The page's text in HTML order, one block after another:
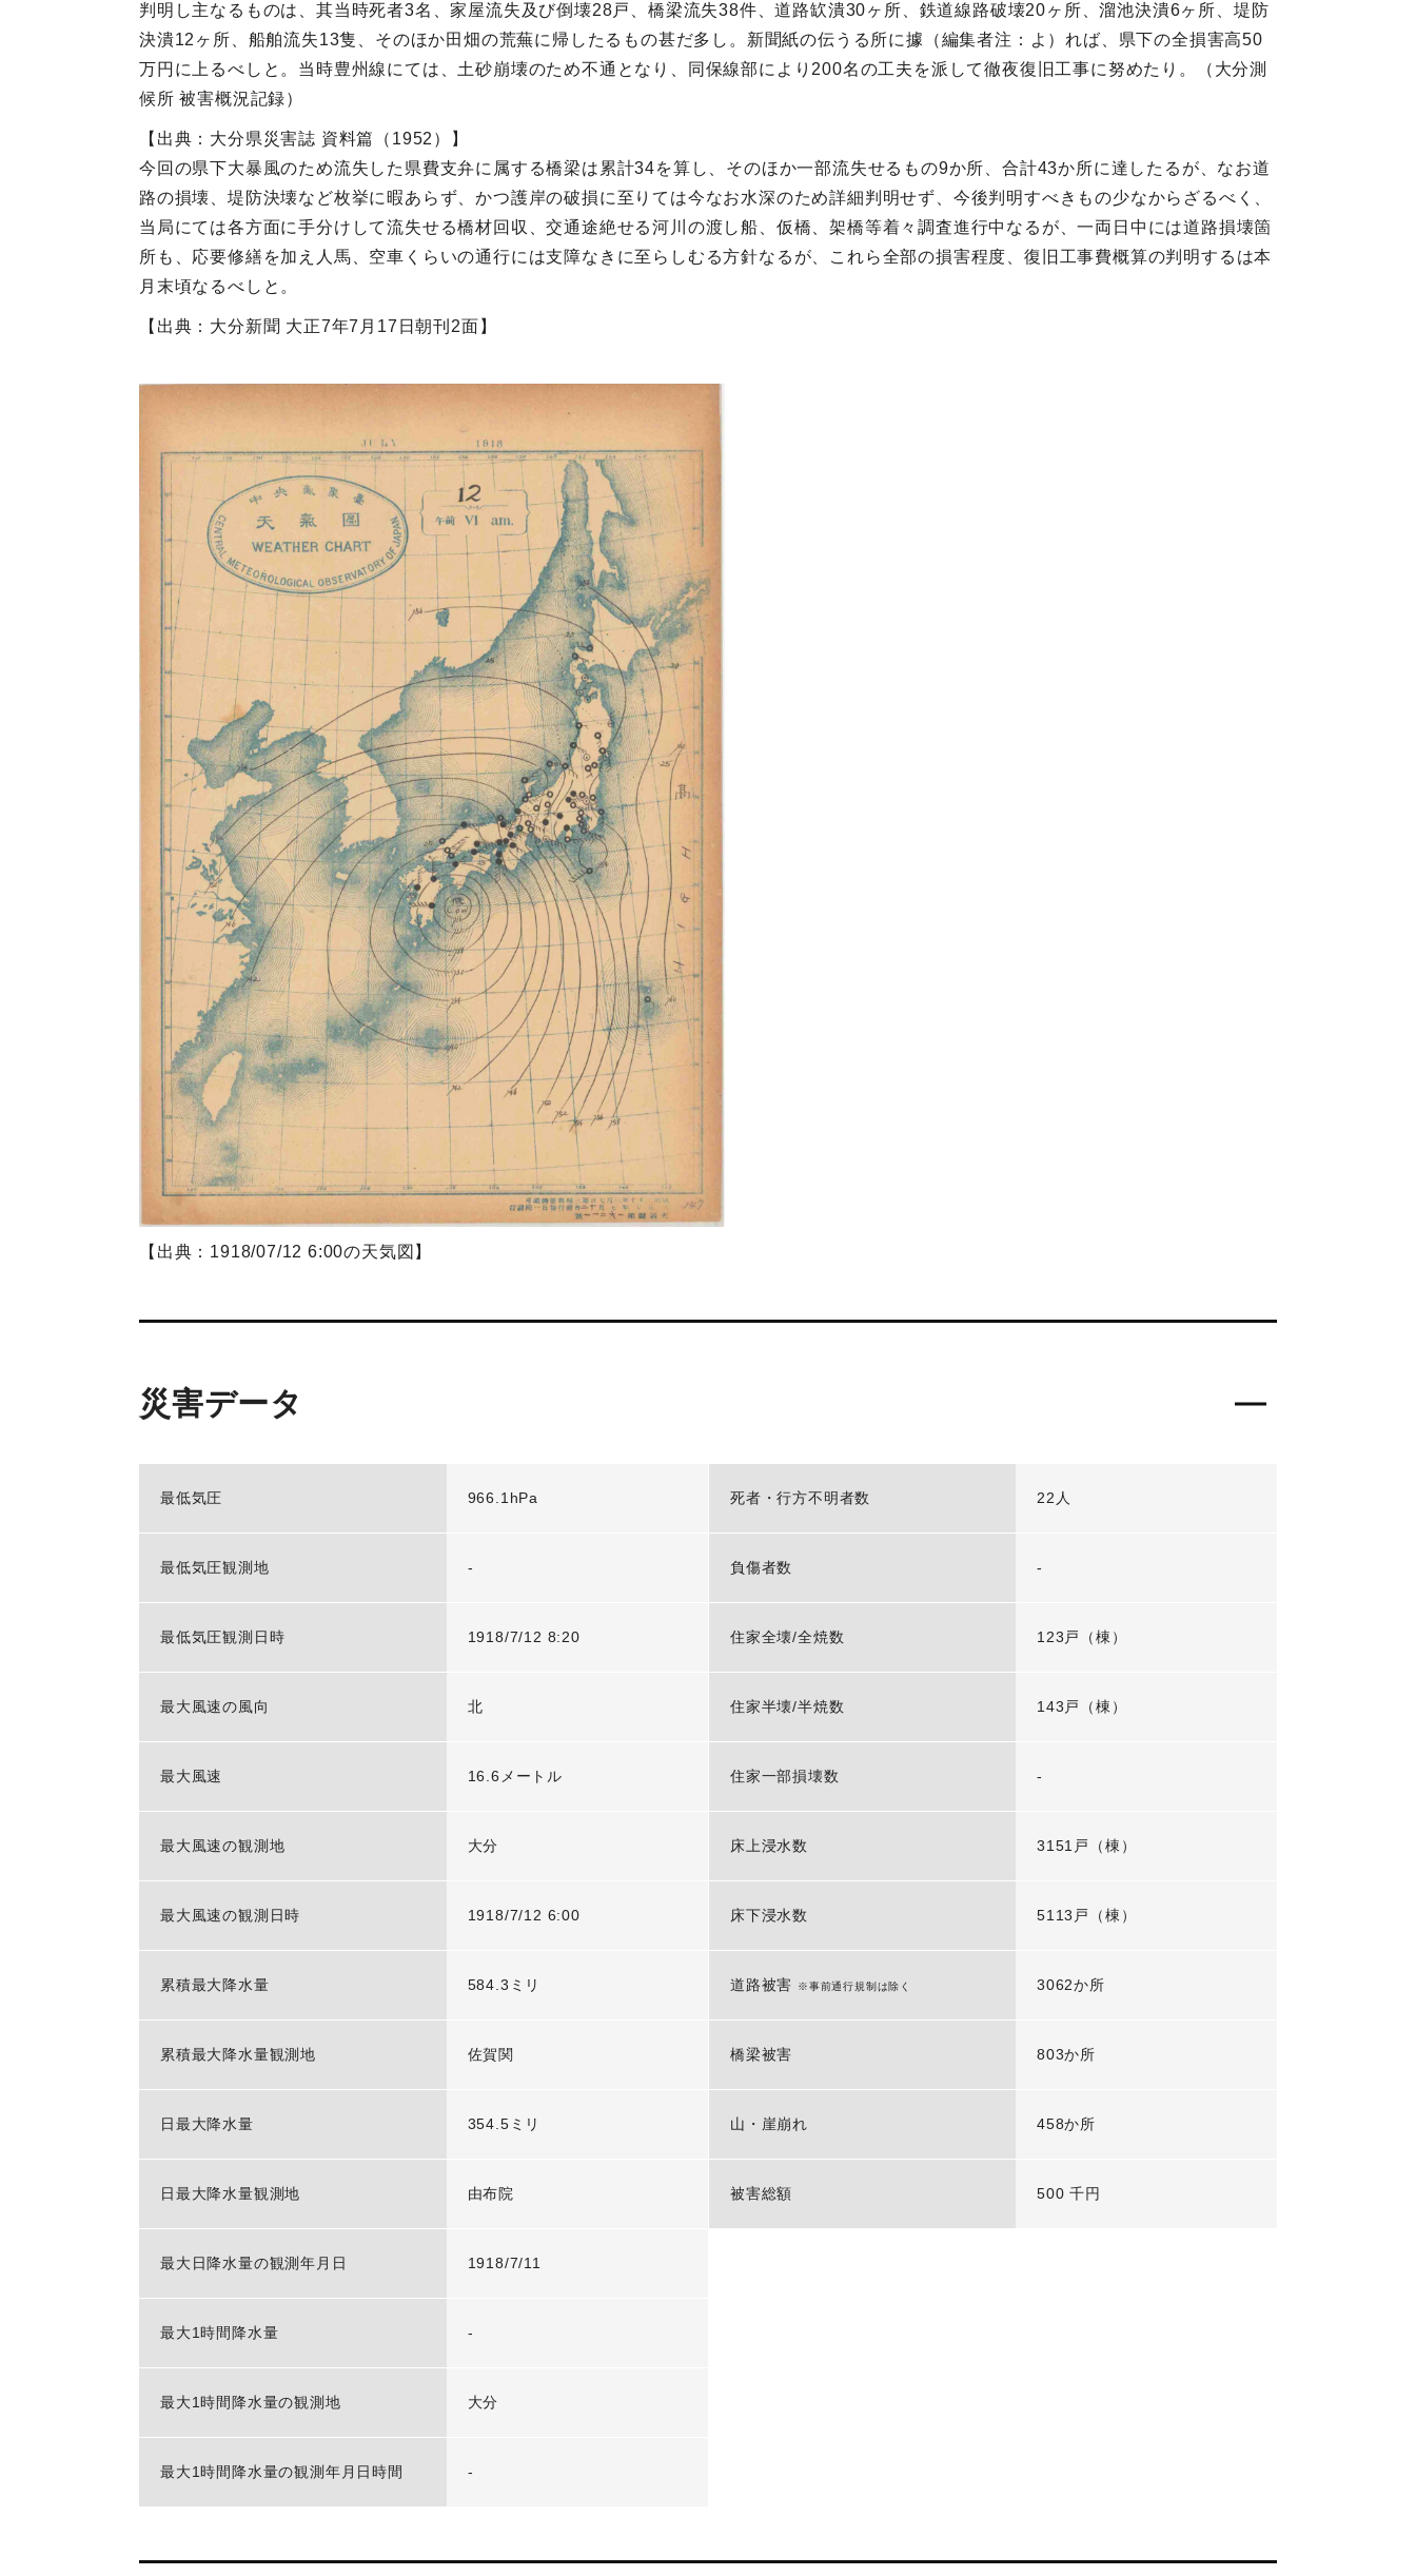
判明し主なるものは、其当時死者3名、家屋流失及び倒壊28戸、橋梁流失38件、道路缼潰30ヶ所、鉄道線路破壊20ヶ所、溜池決潰6ヶ所、堤防
決潰12ヶ所、船舶流失13隻、そのほか田畑の荒蕪に帰したるもの甚だ多し。新聞紙の伝うる所に據（編集者注：よ）れば、県下の全損害高50
万円に上るべしと。当時豊州線にては、土砂崩壊のため不通となり、同保線部により200名の工夫を派して徹夜復旧工事に努めたり。（大分測
候所 被害概況記録）
【出典：大分県災害誌 資料篇（1952）】
今回の県下大暴風のため流失した県費支弁に属する橋梁は累計34を算し、そのほか一部流失せるもの9か所、合計43か所に達したるが、なお道
路の損壊、堤防決壊など枚挙に暇あらず、かつ護岸の破損に至りては今なお水深のため詳細判明せず、今後判明すべきもの少なからざるべく、
当局にては各方面に手分けして流失せる橋材回収、交通途絶せる河川の渡し船、仮橋、架橋等着々調査進行中なるが、一両日中には道路損壊箇
所も、応要修繕を加え人馬、空車くらいの通行には支障なきに至らしむる方針なるが、これら全部の損害程度、復旧工事費概算の判明するは本
月末頃なるべしと。
【出典：大分新聞 大正7年7月17日朝刊2面】
【出典：1918/07/12 6:00の天気図】
災害データ
最低気圧 966.1hPa
最低気圧観測地 -
最低気圧観測日時 1918/7/12 8:20
最大風速の風向 北
最大風速 16.6メートル
最大風速の観測地 大分
最大風速の観測日時 1918/7/12 6:00
累積最大降水量 584.3ミリ
累積最大降水量観測地 佐賀関
日最大降水量 354.5ミリ
日最大降水量観測地 由布院
最大日降水量の観測年月日 1918/7/11
最大1時間降水量 -
最大1時間降水量の観測地 大分
最大1時間降水量の観測年月日時間 -
死者・行方不明者数 22人
負傷者数 -
住家全壊/全焼数 123戸（棟）
住家半壊/半焼数 143戸（棟）
住家一部損壊数 -
床上浸水数 3151戸（棟）
床下浸水数 5113戸（棟）
道路被害 ※事前通行規制は除く 3062か所
橋梁被害 803か所
山・崖崩れ 458か所
被害総額 500 千円